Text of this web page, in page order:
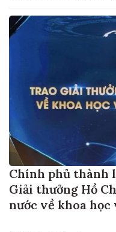
Chính phủ thành
Giải thưởng Hồ
nước về khoa học